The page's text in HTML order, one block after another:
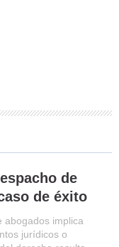
de
de éxito
abogados implica
jurídicos o